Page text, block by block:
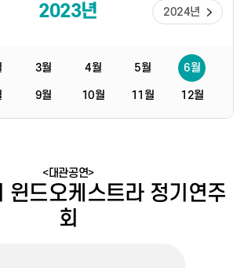
2023년 2024년
3월 4월 5월 6월
9월 10월 11월 12월
<대관공연>
윈드오케스트라 정기연주
회